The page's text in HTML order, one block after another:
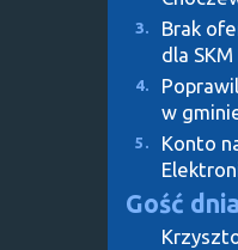
3.
Brak
dla
4.
w
5.
Konto
Gość dnia